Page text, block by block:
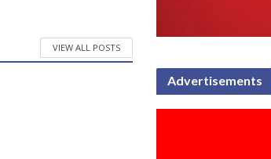
VIEW ALL POSTS
Advertisements